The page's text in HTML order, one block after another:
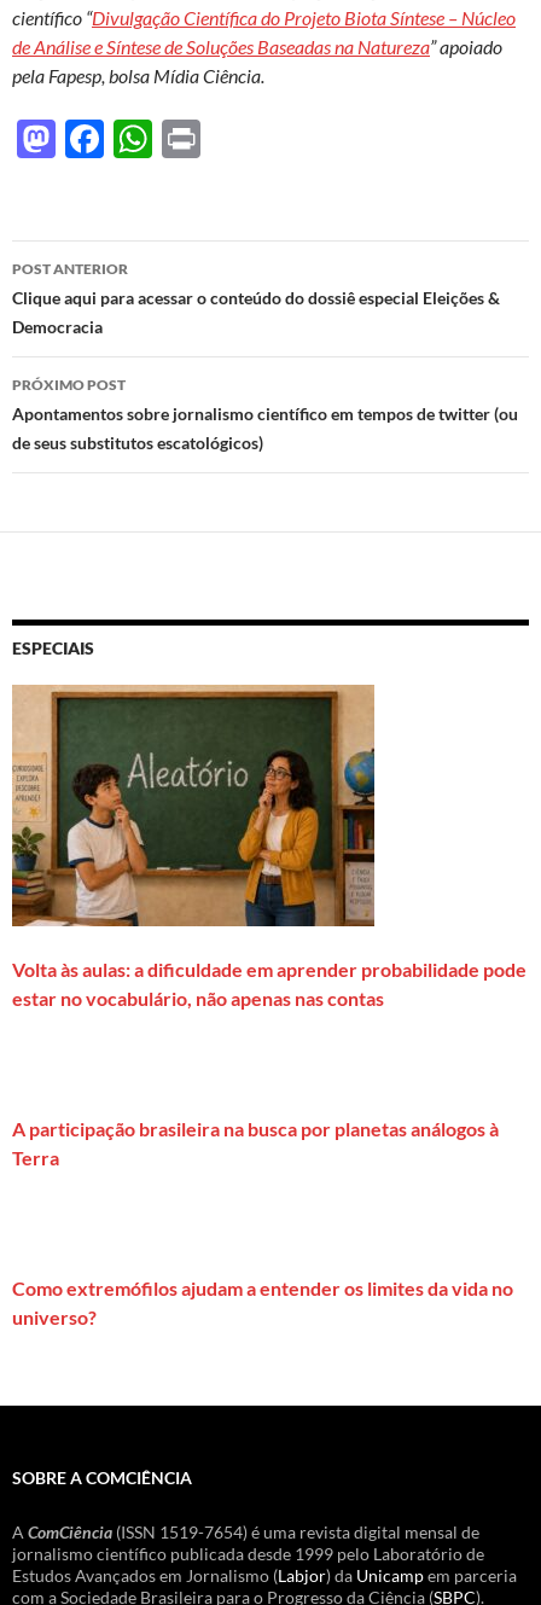
científico “Divulgação Científica do Projeto Biota Síntese – Núcleo
de Análise e Síntese de Soluções Baseadas na Natureza” apoiado
pela Fapesp, bolsa Mídia Ciência.
M
d
o
n
F
b
o
k
W
s
A
p
Navegação
de
posts
POST ANTERIOR
Clique aqui para acessar o conteúdo do dossiê especial Eleições &
Democracia
PRÓXIMO POST
Apontamentos sobre jornalismo científico em tempos de twitter (ou
de seus substitutos escatológicos)
ESPECIAIS
Volta às aulas: a dificuldade em aprender probabilidade pode
estar no vocabulário, não apenas nas contas
A participação brasileira na busca por planetas análogos à
Terra
Como extremófilos ajudam a entender os limites da vida no
universo?
SOBRE A COMCIÊNCIA
A ComCiência (ISSN 1519-7654) é uma revista digital mensal de
jornalismo científico publicada desde 1999 pelo Laboratório de
Estudos Avançados em Jornalismo (Labjor) da Unicampem parceria
com a Sociedade Brasileira para o Progresso da Ciência (SBPC).